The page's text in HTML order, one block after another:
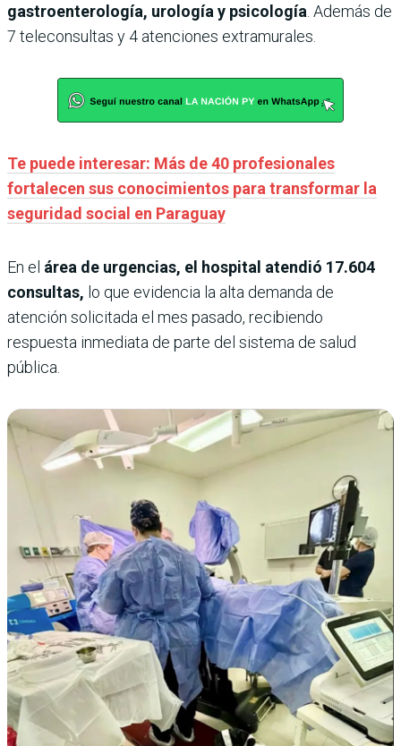
gastroenterología, urología y psicología . Además de
7 teleconsultas y 4 atenciones extramurales.
Te puede interesar: Más de 40 profesionales
fortalecen sus conocimientos para transformar la
seguridad social en Paraguay
En el área de urgencias, el hospital atendió 17.604
consultas, lo que evidencia la alta demanda de
atención solicitada el mes pasado, recibiendo
respuesta inmediata de parte del sistema de salud
pública.